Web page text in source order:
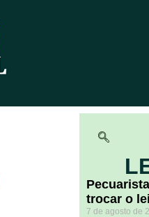
trocar o
7 de agosto de